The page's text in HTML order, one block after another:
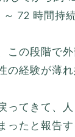
～ 72 時間持
この段階で
の経験が薄れ
ってきて、
ったと報告